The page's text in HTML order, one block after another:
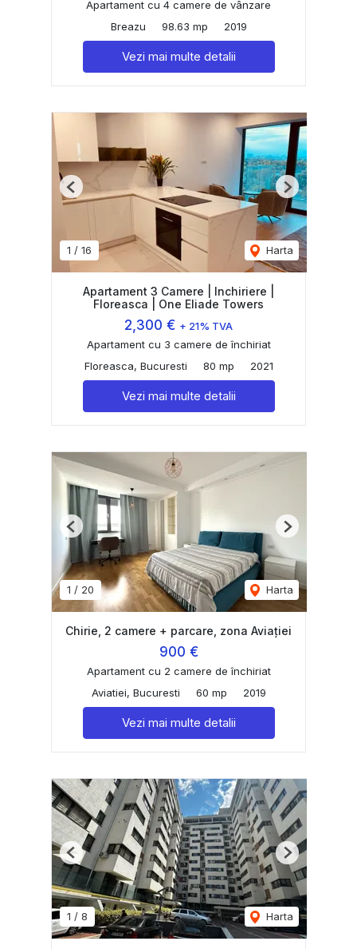
Apartament cu 4 camere de vânzare
Breazu
98.63 mp 2019
Vezi mai multe detalii
1 / 16 Harta
Previous Next
Apartament 3 Camere | Inchiriere |
Floreasca | One Eliade Towers
2,300 € + 21% TVA
Apartament cu 3 camere de închiriat
Floreasca, Bucuresti
80 mp 2021
Vezi mai multe detalii
1 / 20 Harta
Previous Next
Chirie, 2 camere + parcare, zona Aviației
900 €
Apartament cu 2 camere de închiriat
Aviatiei, Bucuresti
60 mp 2019
Vezi mai multe detalii
1 / 8 Harta
Previous Next